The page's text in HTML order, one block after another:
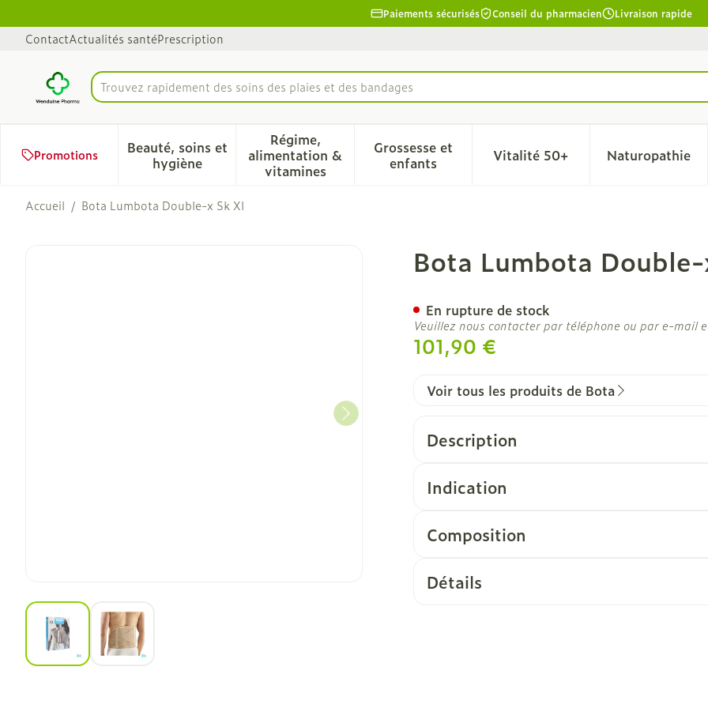
Paiements sécurisés Conseil du pharmacien Livraison rapide
ContactActualités santéPrescription
Rechercher
Trouvez rapidement des soins des plaies et des bandages
Promotions
Beauté, soins et
hygièneAfficher le sous-menu pour la catégorie Beauté, soins et hygiène
Régime,
alimentation &
vitaminesAfficher le sous-menu pour la catégorie Régime, alimentation &
Grossesse et
enfantsAfficher le sous-menu pour la catégorie
Vitalité 50+Afficher le sous-menu pour
Naturopathie
Afficher
Accueil / Bota Lumbota Double-x Sk Xl
View larger imageView larger image
Bota Lumbota
101,90 €
En rupture de stock
Veuillez nous contacter par téléphone ou par e-mail
Voir tous les produits de Bota
Description
Indication
Composition
Détails